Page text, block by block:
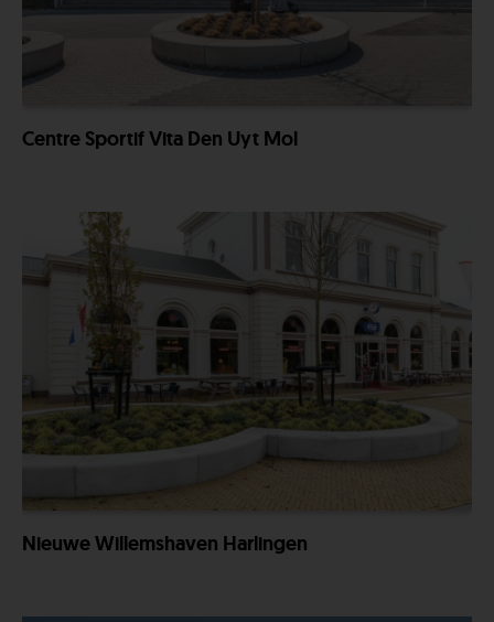
Centre Sportif Vita Den Uyt Mol
Nieuwe Willemshaven Harlingen